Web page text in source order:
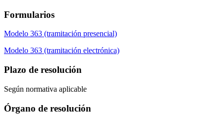
Formularios
Modelo 363 (tramitación presencial)
Modelo 363 (tramitación electrónica)
Plazo de resolución
Según normativa aplicable
Órgano de resolución